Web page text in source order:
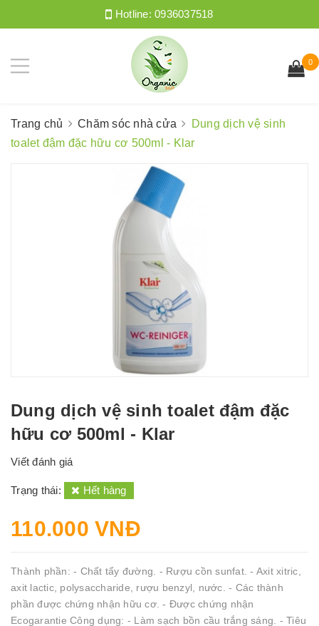
Hotline:0936037518
0
Trang chủ Chăm sóc nhà cửa
Dung dịch vệ sinh
toalet đậm đặc hữu cơ 500ml - Klar
Dung dịch vệ sinh toalet đậm đặc
hữu cơ 500ml - Klar
Viết đánh giá
Trạng thái: Hết hàng
110.000 VNĐ
Thành phần: - Chất tẩy đường. - Rượu cồn sunfat. - Axit xitric,
axit lactic, polysaccharide, rượu benzyl, nước. - Các thành
phần được chứng nhận hữu cơ. - Được chứng nhận
Ecogarantie Công dụng: - Làm sạch bồn cầu trắng sáng. - Tiêu